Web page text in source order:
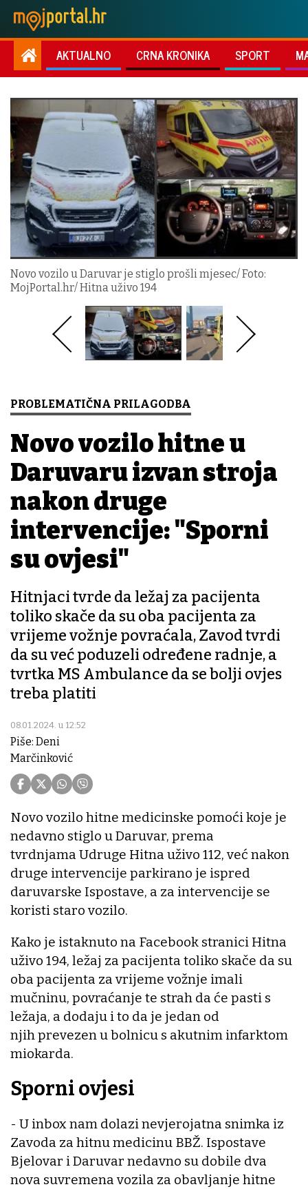
AKTUALNO CRNA KRONIKA SPORT
Novo vozilo u Daruvar je stiglo prošli mjesec/ Foto:
MojPortal.hr/ Hitna uživo 194
PROBLEMATIČNA PRILAGODBA
Novo vozilo hitne u
Daruvaru izvan stroja
nakon druge
intervencije: "Sporni
su ovjesi"
Hitnjaci tvrde da ležaj za pacijenta
toliko skače da su oba pacijenta za
vrijeme vožnje povraćala, Zavod tvrdi
da su već poduzeli određene radnje, a
tvrtka MS Ambulance da se bolji ovjes
treba platiti
08.01.2024. u 12:52
Piše: Deni
Marčinković
Novo vozilo hitne medicinske pomoći koje je
nedavno stiglo u Daruvar, prema
tvrdnjama Udruge Hitna uživo 112, već nakon
druge intervencije parkirano je ispred
daruvarske Ispostave, a za intervencije se
koristi staro vozilo.
Kako je istaknuto na Facebook stranici Hitna
uživo 194, ležaj za pacijenta toliko skače da su
oba pacijenta za vrijeme vožnje imali
mučninu, povraćanje te strah da će pasti s
ležaja, a dodaju i to da je jedan od
njih prevezen u bolnicu s akutnim infarktom
miokarda.
Sporni ovjesi
- U inbox nam dolazi nevjerojatna snimka iz
Zavoda za hitnu medicinu BBŽ. Ispostave
Bjelovar i Daruvar nedavno su dobile dva
nova suvremena vozila za obavljanje hitne